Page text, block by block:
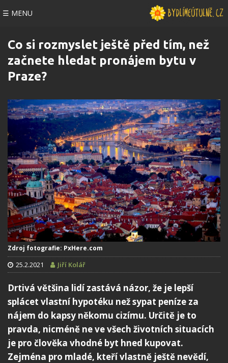
☰ MENU
Co si rozmyslet ještě před tím, než
začnete hledat pronájem bytu v
Praze?
Zdroj fotografie: PxHere.com
25.2.2021 Jiří Kolář
Drtivá většina lidí zastává názor, že je lepší
splácet vlastní hypotéku než sypat peníze za
nájem do kapsy někomu cizímu. Určitě je to
pravda, nicméně ne ve všech životních situacích
je pro člověka vhodné byt hned kupovat.
Zejména pro mladé, kteří vlastně ještě nevědí,